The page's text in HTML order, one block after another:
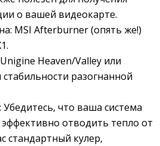
о вашей видеокарте.
MSI Afterburner (опять же!)
Heaven/Valley или
разогнанной
что ваша система
отводить тепло от
стандартный кулер‚